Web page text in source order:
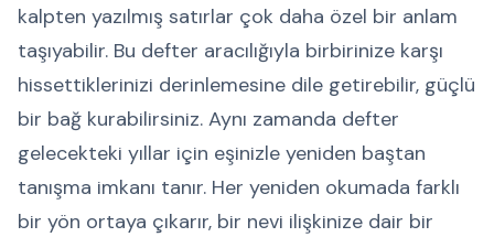
kalpten yazılmış satırlar çok daha özel bir anlam
taşıyabilir. Bu defter aracılığıyla birbirinize karşı
hissettiklerinizi derinlemesine dile getirebilir, güçlü
bir bağ kurabilirsiniz. Aynı zamanda defter
gelecekteki yıllar için eşinizle yeniden baştan
tanışma imkanı tanır. Her yeniden okumada farklı
bir yön ortaya çıkarır, bir nevi ilişkinize dair bir